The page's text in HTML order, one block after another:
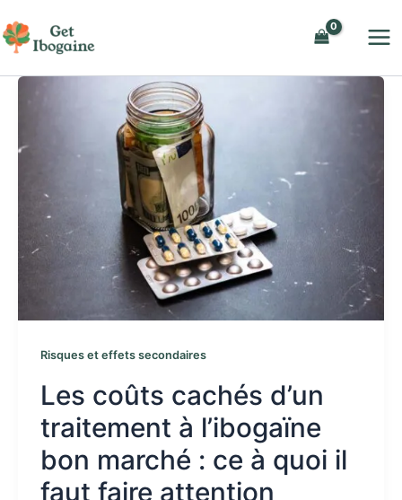
au
contenu
Risques et effets secondaires
Les coûts cachés d’un
traitement à l’ibogaïne
bon marché : ce à quoi il
faut faire attention